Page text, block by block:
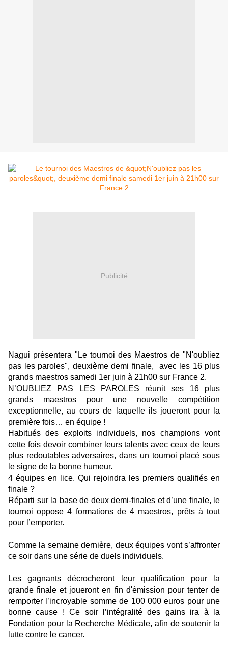
Publicité
Nagui présentera "Le tournoi des Maestros de "N'oubliez
pas les paroles", deuxième demi finale, avec les 16 plus
grands maestros samedi 1er juin à 21h00 sur France 2.
N’OUBLIEZ PAS LES PAROLES réunit ses 16 plus
grands maestros pour une nouvelle compétition
exceptionnelle, au cours de laquelle ils joueront pour la
première fois… en équipe !
Habitués des exploits individuels, nos champions vont
cette fois devoir combiner leurs talents avec ceux de leurs
plus redoutables adversaires, dans un tournoi placé sous
le signe de la bonne humeur.
4 équipes en lice. Qui rejoindra les premiers qualifiés en
finale ?
Réparti sur la base de deux demi-finales et d’une finale, le
tournoi oppose 4 formations de 4 maestros, prêts à tout
pour l’emporter.
Comme la semaine dernière, deux équipes vont s’affronter
ce soir dans une série de duels individuels.
Les gagnants décrocheront leur qualification pour la
grande finale et joueront en fin d'émission pour tenter de
remporter l’incroyable somme de 100 000 euros pour une
bonne cause ! Ce soir l’intégralité des gains ira à la
Fondation pour la Recherche Médicale, afin de soutenir la
lutte contre le cancer.